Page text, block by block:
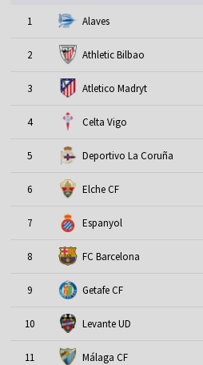
1 Alaves
2 Athletic Bilbao
3 Atletico Madryt
4 Celta Vigo
5 Deportivo La Coruña
6 Elche CF
7 Espanyol
8 FC Barcelona
9 Getafe CF
10 Levante UD
11 Málaga CF